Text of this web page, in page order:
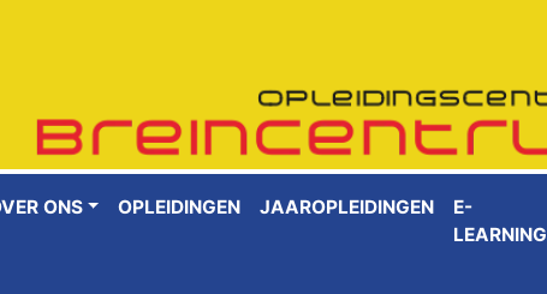
ONS OPLEIDINGEN JAAROPLEIDINGEN
E-
LEARNING